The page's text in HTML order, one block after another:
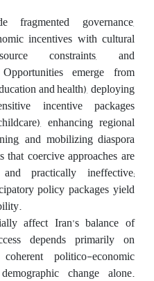
fragmented governance,
incentives with cultural
constraints, and
emerge from
and health), deploying
incentive packages
enhancing regional
and mobilizing diaspora
coercive approaches are
practically ineffective;
policy packages yield
affect Iran’s balance of
depends primarily on
politico-economic
change alone.